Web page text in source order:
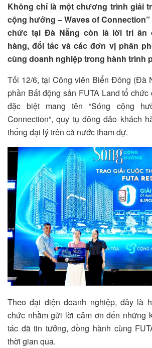
Không chỉ là một chương trình giải
cộng hưởng – Waves of Connection”
chức tại Đà Nẵng còn là lời tri ân
hàng, đối tác và các đơn vị phân
cùng doanh nghiệp trong hành trình
Tối 12/6, tại Công viên Biển Đông (Đà
phần Bất động sản FUTA Land tổ
đặc biệt mang tên “Sóng cộng
Connection”, quy tụ đông đảo khách
thống đại lý trên cả nước tham dự.
Theo đại diện doanh nghiệp, đây là
chức nhằm gửi lời cảm ơn đến những
tác đã tin tưởng, đồng hành cùng
thời gian qua.